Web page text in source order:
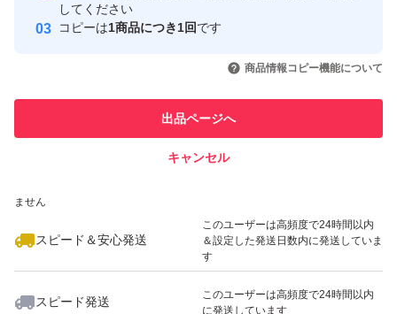
取引実績
引を完了させた実績があります
での取引実績があります
ません
スピード＆安心発送
このユーザーは高頻度で24時間以内
＆設定した発送日数内に発送していま
す
スピード発送
このユーザーは高頻度で24時間以内
に発送しています
してください
コピーは1商品につき1回です
商品情報コピー機能について
出品ページへ
キャンセル